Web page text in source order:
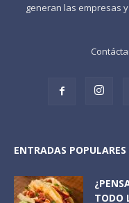
generan las empresas
ENTRADAS POPULARES
TODO